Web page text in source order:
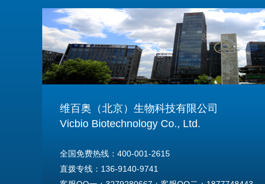
维百奥（北京）生物科技有限公司
Vicbio Biotechnology Co., Ltd.
全国免费热线：400-001-2615
直拨专线：136-9140-9741